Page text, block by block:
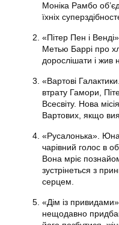
Моніка Рамбо
їхніх
«Пітер Пен і
Метью Баррі про
дорослішати і жив
«Вартові
втрату Гамори,
Всесвіту. Нова
Вартових, якщо
«Русалонька». Юна
чарівний голос в
Вона мріє
зустрінеться з
серцем.
«Дім із
нещодавно